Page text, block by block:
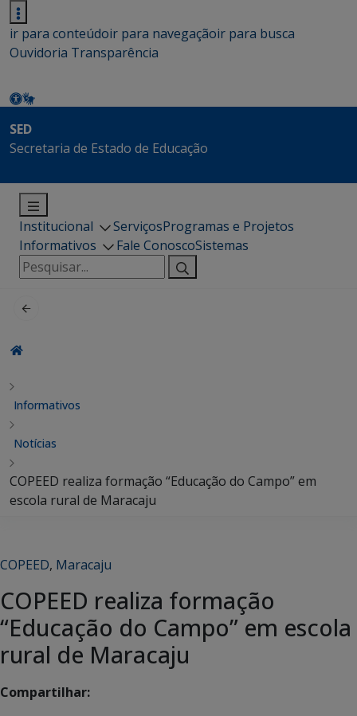
ir para conteúdoir para navegaçãoir para busca
Ouvidoria Transparência
SED
Secretaria de Estado de Educação
Institucional ServiçosProgramas e Projetos
Informativos
Fale ConoscoSistemas
Pesquisar
por:
Informativos
Notícias
COPEED realiza formação “Educação do Campo” em
escola rural de Maracaju
COPEED, Maracaju
COPEED realiza formação
“Educação do Campo” em escola
rural de Maracaju
Compartilhar: